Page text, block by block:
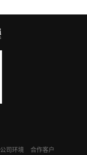
公司环境 合作客户